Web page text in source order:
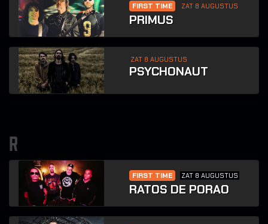
FIRST TIME ZAT 8 AUGUSTUS
PRIMUS
ZAT 8 AUGUSTUS
PSYCHONAUT
r
FIRST TIME ZAT 8 AUGUSTUS
RATOS DE PORAO